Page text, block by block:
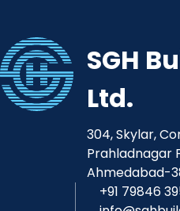
SGH
Ltd.
304, Skylar,
Prahladnagar
Ahmedabad-
+91 79846